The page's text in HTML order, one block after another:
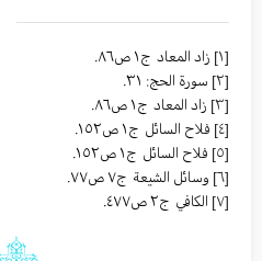
[١]
زاد المعاد ج١ ص٨٦.
[٢]
سورة الحج: ٣١.
[٣]
زاد المعاد ج١ ص٨٦.
[٤]
فلاح السائل ج١ ص١٥٢.
[٥]
فلاح السائل ج١ ص١٥٢.
[٦]
وسائل الشیعة ج٧ ص٧٧.
[٧]
الکافي ج٢ ص٤٧٧.